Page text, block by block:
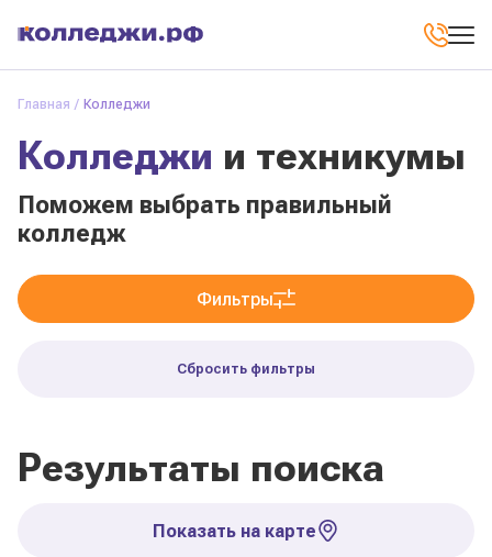
Главная Колледжи
Колледжи и техникумы
Поможем выбрать правильный
колледж
Фильтры
Сбросить фильтры
Результаты поиска
Показать на карте